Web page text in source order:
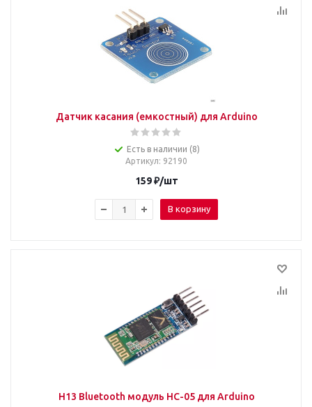
Датчик касания (емкостный) для Arduino
Есть в наличии (8)
Артикул: 92190
159₽/шт
В корзину
H13 Bluetooth модуль HC-05 для Arduino